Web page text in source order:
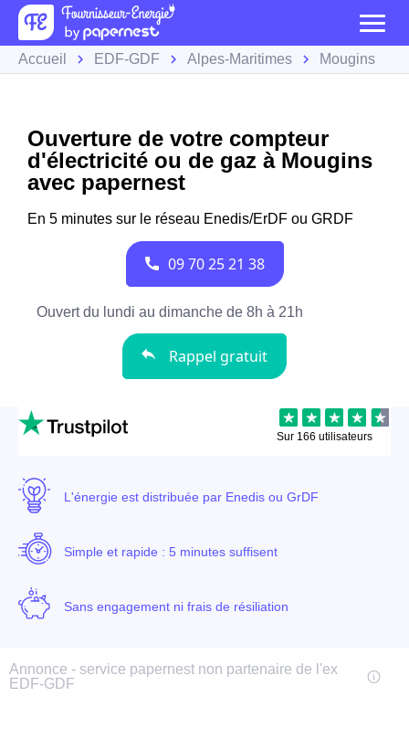
Accueil EDF-GDF Alpes-Maritimes Mougins